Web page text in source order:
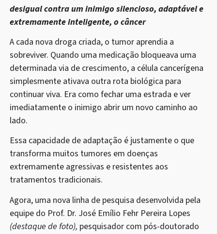
desigual contra um inimigo silencioso, adaptável e
extremamente inteligente, o câncer
A cada nova droga criada, o tumor aprendia a
sobreviver. Quando uma medicação bloqueava uma
determinada via de crescimento, a célula cancerígena
simplesmente ativava outra rota biológica para
continuar viva. Era como fechar uma estrada e ver
imediatamente o inimigo abrir um novo caminho ao
lado.
Essa capacidade de adaptação é justamente o que
transforma muitos tumores em doenças
extremamente agressivas e resistentes aos
tratamentos tradicionais.
Agora, uma nova linha de pesquisa desenvolvida pela
equipe do Prof. Dr. José Emílio Fehr Pereira Lopes
(destaque de foto), pesquisador com pós-doutorado